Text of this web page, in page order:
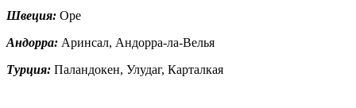
Швеция: Оре
Андорра: Аринсал, Андорра-ла-Велья
Турция: Паландокен, Улудаг, Карталкая